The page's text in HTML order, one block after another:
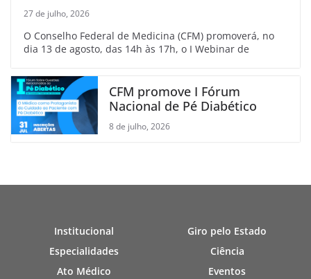
27 de julho, 2026
O Conselho Federal de Medicina (CFM) promoverá, no
dia 13 de agosto, das 14h às 17h, o I Webinar de
CFM promove I Fórum
Nacional de Pé Diabético
8 de julho, 2026
Institucional
Especialidades
Ato Médico
Giro pelo Estado
Ciência
Eventos